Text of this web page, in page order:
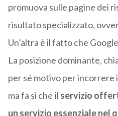
promuova sulle pagine dei
risultato specializzato,
Un’altra è il fatto che
La posizione dominante,
per sé motivo per incorrere
ma fa sì che il servizio
un servizio essenziale nel